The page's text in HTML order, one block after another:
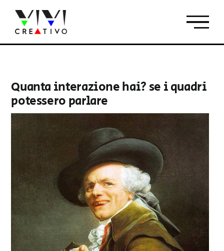
contenuto
Quanta interazione hai? se i quadri
potessero parlare